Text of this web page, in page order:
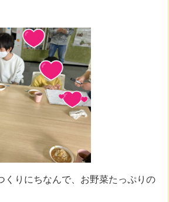
くりにちなんで、お野菜たっぷりの